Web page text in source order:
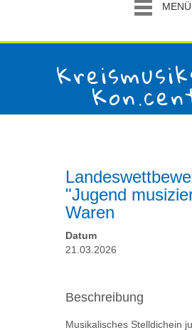
MENÜ
"Jugend
Waren
Datum
21.03.2026
Beschreibung
Musikalisches Stelldichein